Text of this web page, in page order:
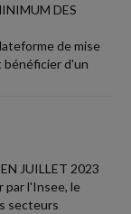
DES
de mise
bénéficier d'un
JUILLET 2023
par l'Insee, le
secteurs